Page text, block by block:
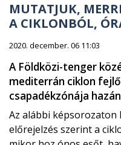
MUTATJUK,
A CIKLONBÓL,
2020. december. 06 11:03
A Földközi-tenger
mediterrán ciklon
csapadékzónája
Az alábbi
előrejelzés szerint a